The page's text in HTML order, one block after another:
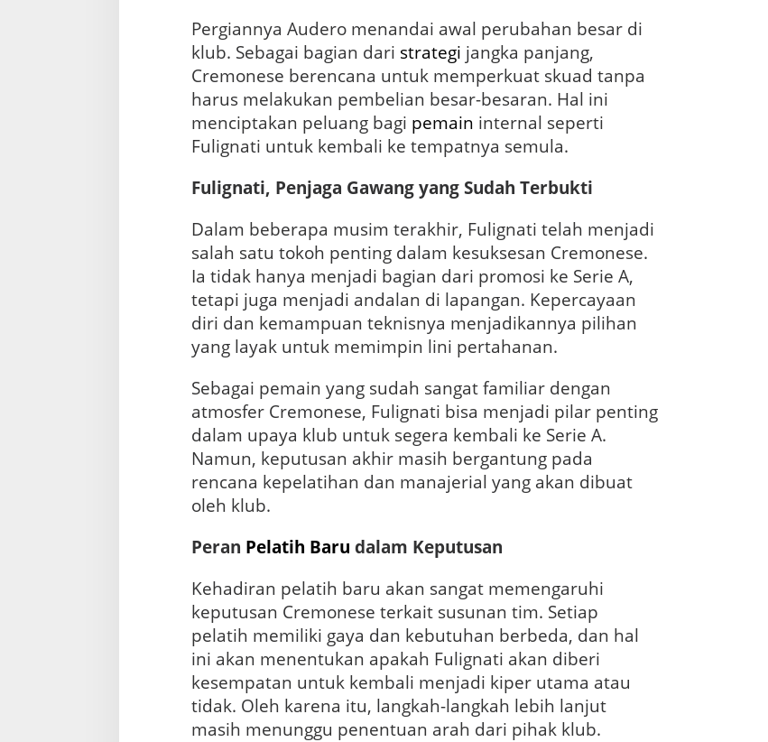
Pergiannya Audero menandai awal perubahan besar di
klub. Sebagai bagian dari strategi jangka panjang,
Cremonese berencana untuk memperkuat skuad tanpa
harus melakukan pembelian besar-besaran. Hal ini
menciptakan peluang bagi pemain internal seperti
Fulignati untuk kembali ke tempatnya semula.
Fulignati, Penjaga Gawang yang Sudah Terbukti
Dalam beberapa musim terakhir, Fulignati telah menjadi
salah satu tokoh penting dalam kesuksesan Cremonese.
Ia tidak hanya menjadi bagian dari promosi ke Serie A,
tetapi juga menjadi andalan di lapangan. Kepercayaan
diri dan kemampuan teknisnya menjadikannya pilihan
yang layak untuk memimpin lini pertahanan.
Sebagai pemain yang sudah sangat familiar dengan
atmosfer Cremonese, Fulignati bisa menjadi pilar penting
dalam upaya klub untuk segera kembali ke Serie A.
Namun, keputusan akhir masih bergantung pada
rencana kepelatihan dan manajerial yang akan dibuat
oleh klub.
Peran Pelatih Baru dalam Keputusan
Kehadiran pelatih baru akan sangat memengaruhi
keputusan Cremonese terkait susunan tim. Setiap
pelatih memiliki gaya dan kebutuhan berbeda, dan hal
ini akan menentukan apakah Fulignati akan diberi
kesempatan untuk kembali menjadi kiper utama atau
tidak. Oleh karena itu, langkah-langkah lebih lanjut
masih menunggu penentuan arah dari pihak klub.